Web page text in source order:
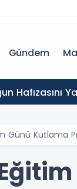
Gündem
Hafızasını
Günü Kutlama